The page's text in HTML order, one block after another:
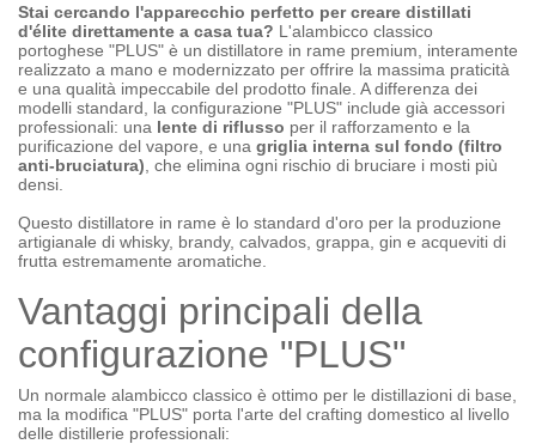
Stai cercando l'apparecchio perfetto per creare distillati
d'élite direttamente a casa tua? L'alambicco classico
portoghese "PLUS" è un distillatore in rame premium, interamente
realizzato a mano e modernizzato per offrire la massima praticità
e una qualità impeccabile del prodotto finale. A differenza dei
modelli standard, la configurazione "PLUS" include già accessori
professionali: una lente di riflusso per il rafforzamento e la
purificazione del vapore, e una griglia interna sul fondo (filtro
anti-bruciatura) , che elimina ogni rischio di bruciare i mosti più
densi.
Questo distillatore in rame è lo standard d'oro per la produzione
artigianale di whisky, brandy, calvados, grappa, gin e acqueviti di
frutta estremamente aromatiche.
Vantaggi principali della
configurazione "PLUS"
Un normale alambicco classico è ottimo per le distillazioni di base,
ma la modifica "PLUS" porta l'arte del crafting domestico al livello
delle distillerie professionali: